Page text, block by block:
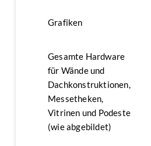
Grafiken
Gesamte Hardware
für Wände und
Dachkonstruktionen,
Messetheken,
Vitrinen und Podeste
(wie abgebildet)